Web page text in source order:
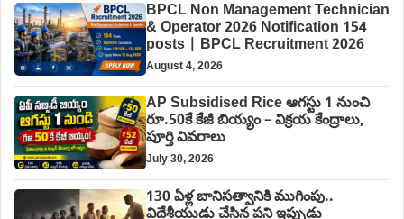
BPCL Non Management Technician
& Operator 2026 Notification 154
posts | BPCL Recruitment 2026
August 4, 2026
AP Subsidised Rice ఆగస్టు 1 నుంచి
రూ.50కే కేజీ బియ్యం – విక్రయ కేంద్రాలు,
పూర్తి వివరాలు
July 30, 2026
130 ఏళ్ల బానిసత్వానికి ముగింపు..